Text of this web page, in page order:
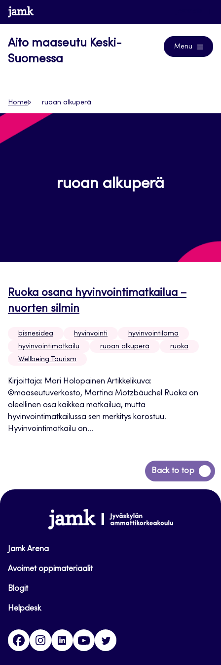
Siirry
suoraan
www.jamk.fi
Aito maaseutu Keski-
Suomessa
Menu
Home ruoan alkuperä
ruoan alkuperä
Ruoka osana hyvinvointimatkailua –
nuorten silmin
bisnesidea hyvinvointi
hyvinvointiloma
hyvinvointimatkailu
ruoan alkuperä
ruoka
Wellbeing Tourism
Kirjoittaja: Mari Holopainen Artikkelikuva:
©maaseutuverkosto, Martina Motzbäuchel Ruoka on
oleellinen osa kaikkea matkailua, mutta
hyvinvointimatkailussa sen merkitys korostuu.
Hyvinvointimatkailu on...
Back to top
Siirry
takaisin
www.jamk.fi
Jamk Arena
Avoimet oppimateriaalit
Blogit
Helpdesk
FacebookInstagram
LinkedInYoutube